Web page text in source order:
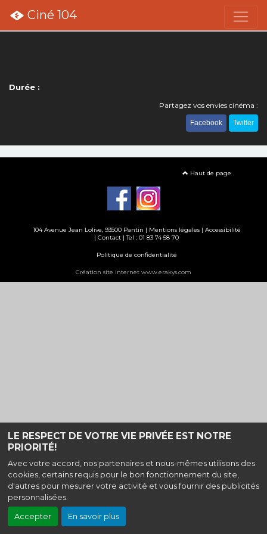
LE RESPECT DE VOTRE VIE PRIVÉE EST NOTRE
PRIORITÉ!
Avec votre accord, nos partenaires et nous-mêmes utilisons des
cookies, certains requis pour le bon fonctionnement du site,
d'autres pour mesurer votre activité et vous fournir des publicités
personnalisées.
Accepter En savoir plus
Ciné 104
Durée :
Partagez vos envies cinéma :
Facebook Twitter
Haut de page
104 Avenue Jean Lolive, 93500 Pantin | Mentions légales| Accessibilité
| Contact | Tel : 01 83 74 58 70
Politique de confidentialité
Création site internet www.erakys.com